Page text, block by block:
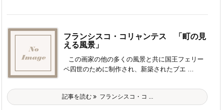
フランシスコ・コリャンテス 「町の見
える風景」
この画家の他の多くの風景と共に国王フェリー
ペ四世のために制作され、新築されたブエ ...
記事を読む フランシスコ・コ ...